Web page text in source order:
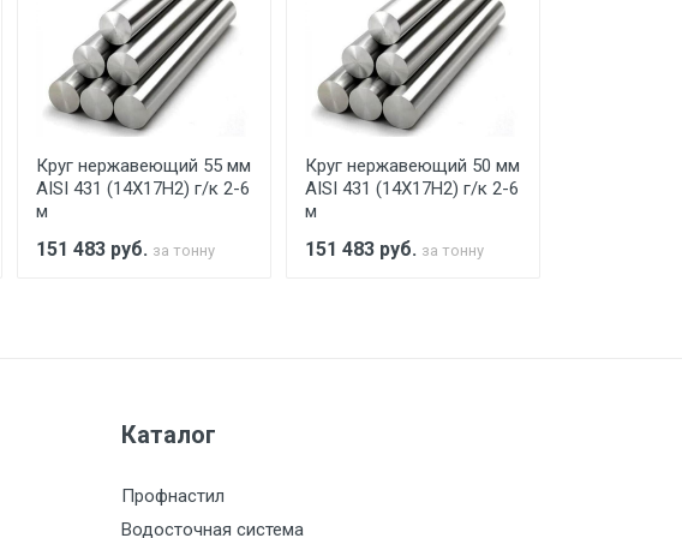
разгружаемого а/м. На разгрузку автомобиля
35р./км за МКАД
35р./км за МКАД
Круг нержавеющий 55 мм
AISI 431 (14Х17Н2) г/к 2-6
м
151 483 руб. за тонну
Круг нержавеющий 50 мм
AISI 431 (14Х17Н2) г/к 2-6
м
151 483 руб. за тонну
Каталог
Профнастил
Водосточная система